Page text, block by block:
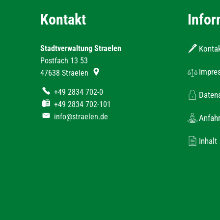
Kontakt
Stadtverwaltung Straelen
Postfach 13 53
47638 Straelen
+49 2834 702-0
+49 2834 702-101
info@straelen.de
Inhalt